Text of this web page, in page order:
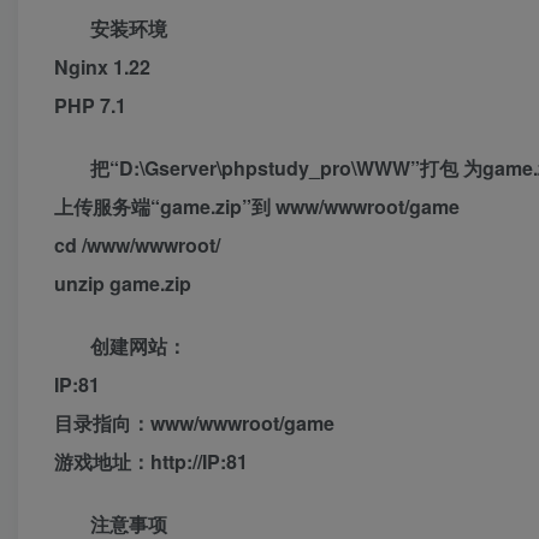
安装环境
Nginx 1.22
PHP 7.1
把“D:\Gserver\phpstudy_pro\WWW”打包 为
上传服务端“game.zip”到 www/wwwroot/game
cd /www/wwwroot/
unzip game.zip
创建网站：
IP:81
目录指向：www/wwwroot/game
游戏地址：http://IP:81
注意事项